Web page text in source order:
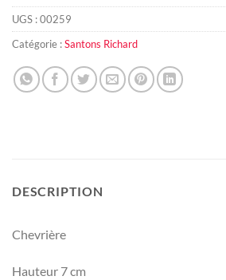
UGS :00259
Catégorie :Santons Richard
DESCRIPTION
Chevrière
Hauteur 7 cm